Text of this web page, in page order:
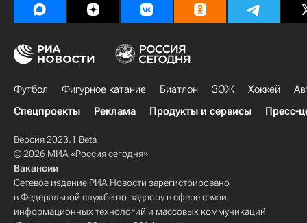
Футбол Фигурное катание Биатлон ЗОЖ Хоккей
Спецпроекты
Реклама Продукты и сервисы Пресс-
Версия 2023.1 Beta
© 2026 МИА «Россия сегодня»
Вакансии
Сетевое издание РИА Новости зарегистрировано
в Федеральной службе по надзору в сфере связи,
информационных технологий и массовых коммуникаций